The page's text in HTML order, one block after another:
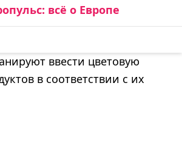
О ЕВРОПЕ